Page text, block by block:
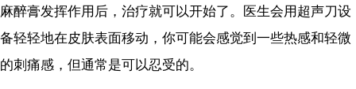
麻醉膏发挥作用后，治疗就可以开始了。医生会用超声刀设
备轻轻地在皮肤表面移动，你可能会感觉到一些热感和轻微
的刺痛感，但通常是可以忍受的。